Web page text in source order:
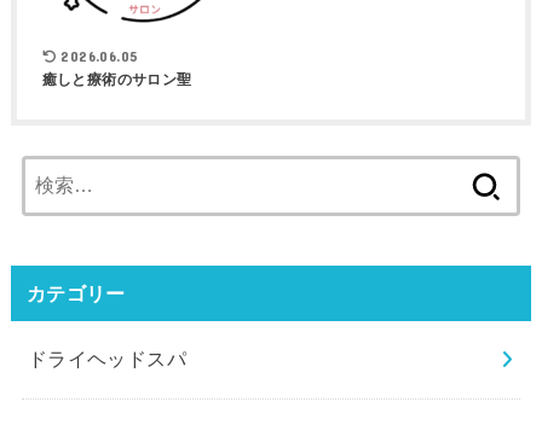
2026.06.05
癒しと療術のサロン聖
索:
カテゴリー
ドライヘッドスパ